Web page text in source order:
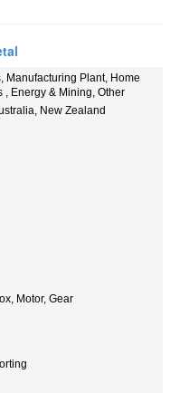
Manufacturing Plant, Home
, Energy & Mining, Other
New Zealand
Motor, Gear